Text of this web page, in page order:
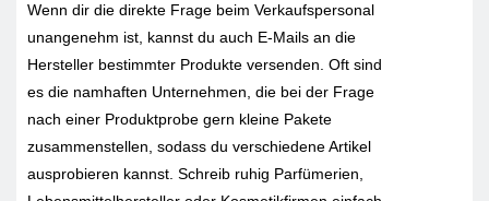
Wenn dir die direkte Frage beim Verkaufspersonal
unangenehm ist, kannst du auch E-Mails an die
Hersteller bestimmter Produkte versenden. Oft sind
es die namhaften Unternehmen, die bei der Frage
nach einer Produktprobe gern kleine Pakete
zusammenstellen, sodass du verschiedene Artikel
ausprobieren kannst. Schreib ruhig Parfümerien,